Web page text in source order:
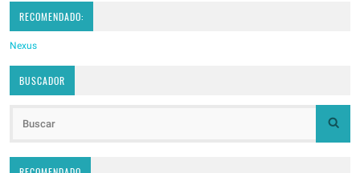
RECOMENDADO:
Nexus
BUSCADOR